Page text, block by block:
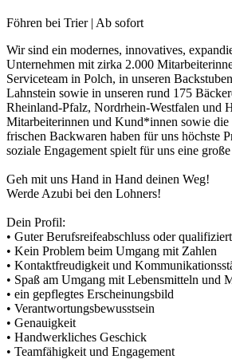
Föhren bei Trier | Ab sofort
Wir sind ein modernes, innovatives,
Unternehmen mit zirka 2.000
Serviceteam in Polch, in unseren
Lahnstein sowie in unseren rund 175
Rheinland-Pfalz, Nordrhein-Westfalen und
Mitarbeiterinnen und Kund*innen sowie die
frischen Backwaren haben für uns höchste
soziale Engagement spielt für uns eine
Geh mit uns Hand in Hand deinen Weg!
Werde Azubi bei den Lohners!
Dein Profil:
• Guter Berufsreifeabschluss oder
• Kein Problem beim Umgang mit Zahlen
• Kontaktfreudigkeit und
• Spaß am Umgang mit Lebensmitteln und
• ein gepflegtes Erscheinungsbild
• Verantwortungsbewusstsein
• Genauigkeit
• Handwerkliches Geschick
• Teamfähigkeit und Engagement